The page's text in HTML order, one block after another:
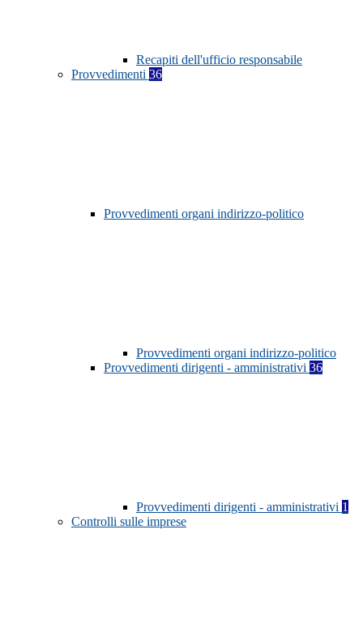
Recapiti dell'ufficio responsabile
Provvedimenti 36
Provvedimenti organi indirizzo-politico
Provvedimenti organi indirizzo-politico
Provvedimenti dirigenti - amministrativi 36
Provvedimenti dirigenti - amministrativi 1
Controlli sulle imprese